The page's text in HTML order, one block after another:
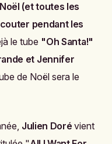
(et toutes les
pendant les
le tube "Oh Santa!"
et Jennifer
de Noël sera le
Julien Doré vient